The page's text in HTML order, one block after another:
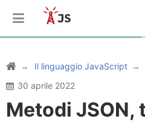
Il linguaggio JavaScript
30 aprile 2022
Metodi JSON,